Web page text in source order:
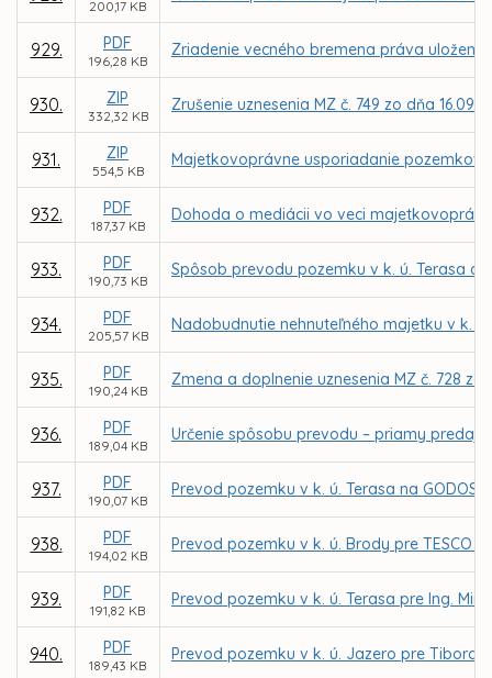
200,17 KB
929. PDF
196,28 KB
Zriadenie vecného bremena práva
930. ZIP
332,32 KB
Zrušenie uznesenia MZ č. 749 zo dňa
931. ZIP
554,5 KB
Majetkovoprávne usporiadanie pozemkov
932. PDF
187,37 KB
Dohoda o mediácii vo veci
933. PDF
190,73 KB
Spôsob prevodu pozemku v k. ú. Terasa
934. PDF
205,57 KB
Nadobudnutie nehnuteľného majetku v k.
935. PDF
190,24 KB
Zmena a doplnenie uznesenia MZ č. 728 zo
936. PDF
189,04 KB
Určenie spôsobu prevodu – priamy predaj
937. PDF
190,07 KB
Prevod pozemku v k. ú. Terasa na GODOS
938. PDF
194,02 KB
Prevod pozemku v k. ú. Brody pre TESCO
939. PDF
191,82 KB
Prevod pozemku v k. ú. Terasa pre Ing.
940. PDF
189,43 KB
Prevod pozemku v k. ú. Jazero pre Tibora